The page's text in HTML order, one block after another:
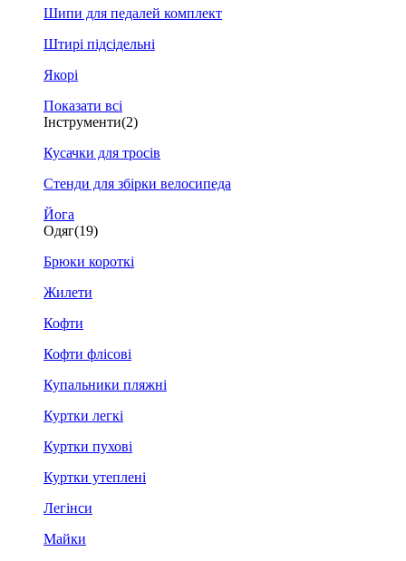
Шипи для педалей комплект
Штирі підсідельні
Якорі
Показати всі
Інструменти(2)
Кусачки для тросів
Стенди для збірки велосипеда
Йога
Одяг(19)
Брюки короткі
Жилети
Кофти
Кофти флісові
Купальники пляжні
Куртки легкі
Куртки пухові
Куртки утеплені
Легінси
Майки